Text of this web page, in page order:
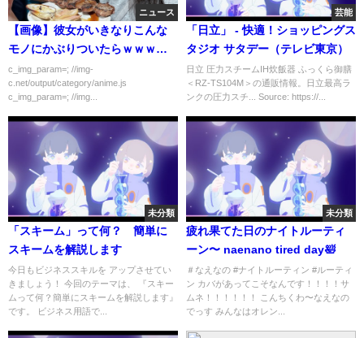
ニュース
【画像】彼女がいきなりこんな
モノにかぶりついたらｗｗｗｗ
ｗ
c_img_param=; //img-
c.net/output/category/anime.js
c_img_param=; //img...
芸能
「日立」 - 快適！ショッピングス
タジオ サタデー（テレビ東京）
日立 圧力スチームIH炊飯器 ふっくら御膳
＜RZ-TS104M＞の通販情報。日立最高ラ
ンクの圧力スチ... Source: https://...
未分類
「スキーム」って何？ 簡単に
スキームを解説します
今日もビジネススキルを アップさせてい
きましょう！ 今回のテーマは、 『スキー
ムって何？簡単にスキームを解説します』
です。 ビジネス用語で...
未分類
疲れ果てた日のナイトルーティ
ーン〜 naenano tired day🛀
＃なえなの #ナイトルーティン #ルーティ
ン カバがあってこそなんです！！！！サ
ムネ！！！！！！ こんちくわ〜なえなの
でっす みんなはオレン...